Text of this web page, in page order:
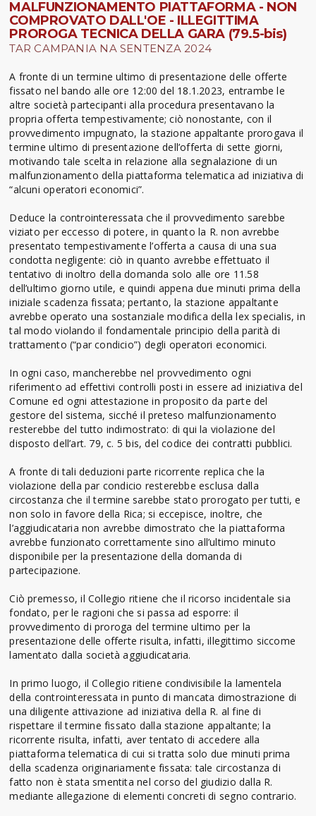
MALFUNZIONAMENTO PIATTAFORMA - NON
COMPROVATO DALL'OE - ILLEGITTIMA
PROROGA TECNICA DELLA GARA (79.5-bis)
TAR CAMPANIA NA SENTENZA 2024
A fronte di un termine ultimo di presentazione delle offerte
fissato nel bando alle ore 12:00 del 18.1.2023, entrambe le
altre società partecipanti alla procedura presentavano la
propria offerta tempestivamente; ciò nonostante, con il
provvedimento impugnato, la stazione appaltante prorogava il
termine ultimo di presentazione dell’offerta di sette giorni,
motivando tale scelta in relazione alla segnalazione di un
malfunzionamento della piattaforma telematica ad iniziativa di
“alcuni operatori economici”.
Deduce la controinteressata che il provvedimento sarebbe
viziato per eccesso di potere, in quanto la R. non avrebbe
presentato tempestivamente l’offerta a causa di una sua
condotta negligente: ciò in quanto avrebbe effettuato il
tentativo di inoltro della domanda solo alle ore 11.58
dell’ultimo giorno utile, e quindi appena due minuti prima della
iniziale scadenza fissata; pertanto, la stazione appaltante
avrebbe operato una sostanziale modifica della lex specialis, in
tal modo violando il fondamentale principio della parità di
trattamento (“par condicio”) degli operatori economici.
In ogni caso, mancherebbe nel provvedimento ogni
riferimento ad effettivi controlli posti in essere ad iniziativa del
Comune ed ogni attestazione in proposito da parte del
gestore del sistema, sicché il preteso malfunzionamento
resterebbe del tutto indimostrato: di qui la violazione del
disposto dell’art. 79, c. 5 bis, del codice dei contratti pubblici.
A fronte di tali deduzioni parte ricorrente replica che la
violazione della par condicio resterebbe esclusa dalla
circostanza che il termine sarebbe stato prorogato per tutti, e
non solo in favore della Rica; si eccepisce, inoltre, che
l’aggiudicataria non avrebbe dimostrato che la piattaforma
avrebbe funzionato correttamente sino all’ultimo minuto
disponibile per la presentazione della domanda di
partecipazione.
Ciò premesso, il Collegio ritiene che il ricorso incidentale sia
fondato, per le ragioni che si passa ad esporre: il
provvedimento di proroga del termine ultimo per la
presentazione delle offerte risulta, infatti, illegittimo siccome
lamentato dalla società aggiudicataria.
In primo luogo, il Collegio ritiene condivisibile la lamentela
della controinteressata in punto di mancata dimostrazione di
una diligente attivazione ad iniziativa della R. al fine di
rispettare il termine fissato dalla stazione appaltante; la
ricorrente risulta, infatti, aver tentato di accedere alla
piattaforma telematica di cui si tratta solo due minuti prima
della scadenza originariamente fissata: tale circostanza di
fatto non è stata smentita nel corso del giudizio dalla R.
mediante allegazione di elementi concreti di segno contrario.